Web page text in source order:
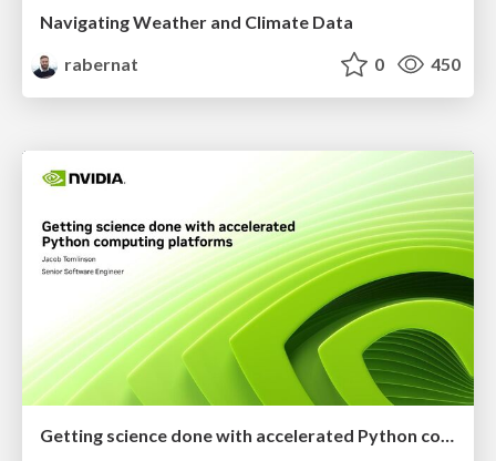
Navigating Weather and Climate Data
rabernat
0 450